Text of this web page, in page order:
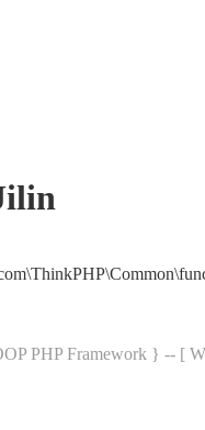
PHP Framework } -- [